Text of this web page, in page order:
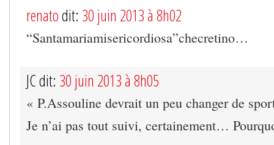
renatodit: 30 juin 2013 à 8h02
“Santamariamisericordiosa”checretino…
JC dit: 30 juin 2013 à 8h05
« P.Assouline devrait un peu changer de
Je n’ai pas tout suivi, certainement…